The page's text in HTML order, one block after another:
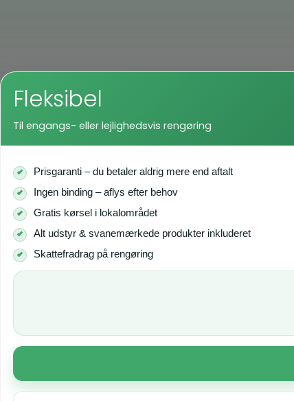
Fleksibel
Til engangs- eller lejlighedsvis rengøring
Prisgaranti – du betaler aldrig mere end aftalt
Ingen binding – aflys efter behov
Gratis kørsel i lokalområdet
Alt udstyr & svanemærkede produkter inkluderet
Skattefradrag på rengøring